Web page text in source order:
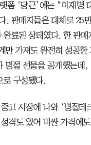
폼 ‘당근’에는 “이재명
. 판매자들은 대체로 25
료된 상태였다. 한 판
만 가져도 완전히 성공
명절 선물을 공개했는데
로 구성됐다.
고 시장에 나와 ‘명절테
격도 있어 비싼 가격에